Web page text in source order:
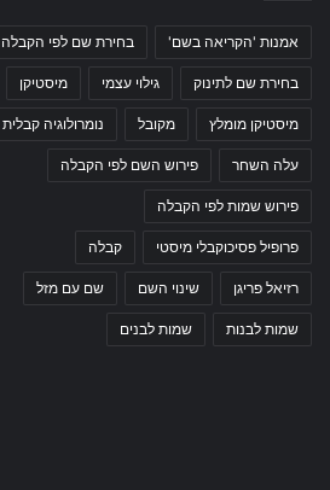
אמנות 'הקריאה בשם' בחירת שם לפי הקבלה
בחירת שם לתינוק גילוי עצמי מיסטיקן
מיסטיקן מומלץ מקובל נומרולוגיה קבלית
עלה השחר פירוש השם לפי הקבלה
פירוש שמות לפי הקבלה
פרופיל פסיכוקבלי מיסטי קבלה
רזיאל פריגן שינוי השם שם עם מזל
שמות לבנות שמות לבנים